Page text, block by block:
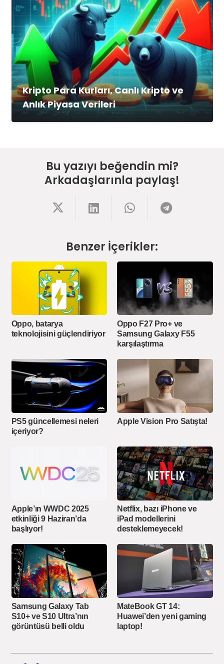
Kripto Para Kurları, Canlı Kripto ve
Anlık Piyasa Verileri
Bu yazıyı beğendin mi?
Arkadaşlarınla paylaş!
Benzer İçerikler:
Oppo, batarya
teknolojisini güçlendiriyor
Oppo F27 Pro+ ve
Samsung Galaxy F55
karşılaştırma
PS5 güncellemesi neleri
içeriyor?
Apple Vision Pro Satışta!
Apple’ın WWDC 2025
etkinliği 9 Haziran’da
başlıyor!
Netflix, bazı iPhone ve
iPad modellerini
desteklemeyecek!
Samsung Galaxy Tab
S10+ ve S10 Ultra’nın
görüntüsü belli oldu
MateBook GT 14:
Huawei’den yeni gaming
laptop!